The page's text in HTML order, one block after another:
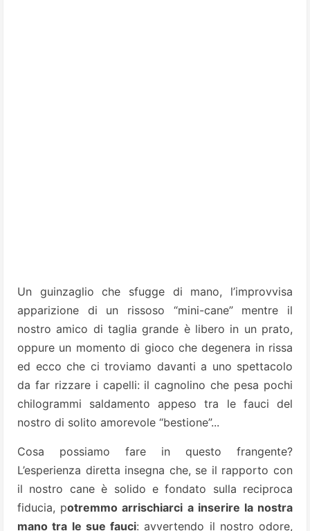
Un guinzaglio che sfugge di mano, l’improvvisa
apparizione di un rissoso “mini-cane” mentre il
nostro amico di taglia grande è libero in un prato,
oppure un momento di gioco che degenera in rissa
ed ecco che ci troviamo davanti a uno spettacolo
da far rizzare i capelli: il cagnolino che pesa pochi
chilogrammi saldamento appeso tra le fauci del
nostro di solito amorevole “bestione”...
Cosa possiamo fare in questo frangente?
L’esperienza diretta insegna che, se il rapporto con
il nostro cane è solido e fondato sulla reciproca
fiducia, potremmo arrischiarci a inserire la nostra
mano tra le sue fauci: avvertendo il nostro odore,